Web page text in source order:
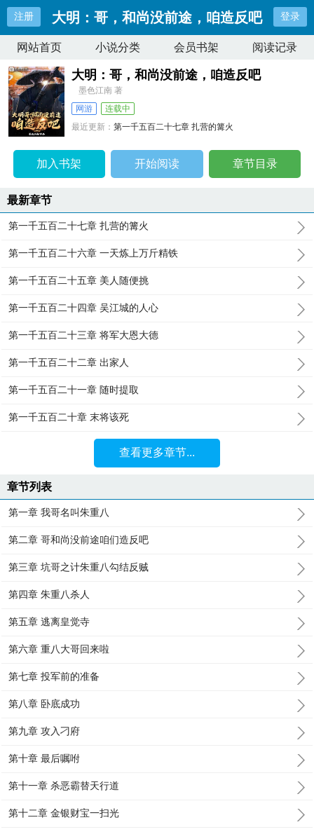
注册 大明：哥，和尚没前途，咱造反吧 登录
网站首页 小说分类 会员书架 阅读记录
大明：哥，和尚没前途，咱造反吧
墨色江南 著
网游
连载中
最近更新：第一千五百二十七章 扎营的篝火
加入书架 开始阅读 章节目录
最新章节
第一千五百二十七章 扎营的篝火
第一千五百二十六章 一天炼上万斤精铁
第一千五百二十五章 美人随便挑
第一千五百二十四章 吴江城的人心
第一千五百二十三章 将军大恩大德
第一千五百二十二章 出家人
第一千五百二十一章 随时提取
第一千五百二十章 末将该死
查看更多章节...
章节列表
第一章 我哥名叫朱重八
第二章 哥和尚没前途咱们造反吧
第三章 坑哥之计朱重八勾结反贼
第四章 朱重八杀人
第五章 逃离皇觉寺
第六章 重八大哥回来啦
第七章 投军前的准备
第八章 卧底成功
第九章 攻入刁府
第十章 最后嘱咐
第十一章 杀恶霸替天行道
第十二章 金银财宝一扫光